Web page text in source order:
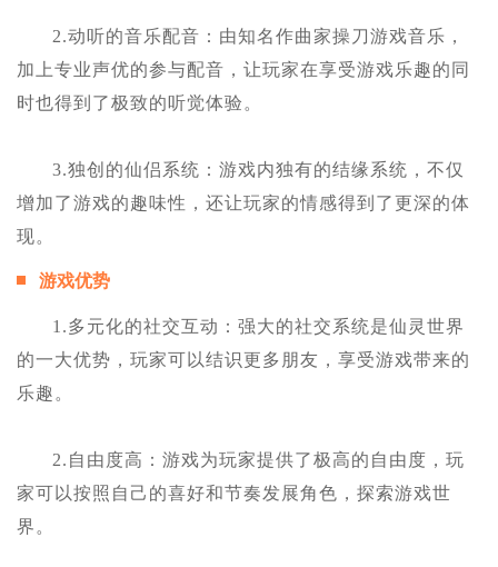
2.动听的音乐配音：由知名作曲家操刀游戏音乐，
加上专业声优的参与配音，让玩家在享受游戏乐趣的同
时也得到了极致的听觉体验。
3.独创的仙侣系统：游戏内独有的结缘系统，不仅
增加了游戏的趣味性，还让玩家的情感得到了更深的体
现。
游戏优势
1.多元化的社交互动：强大的社交系统是仙灵世界
的一大优势，玩家可以结识更多朋友，享受游戏带来的
乐趣。
2.自由度高：游戏为玩家提供了极高的自由度，玩
家可以按照自己的喜好和节奏发展角色，探索游戏世
界。